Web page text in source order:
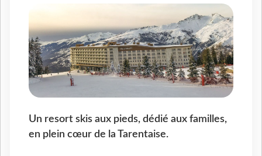
Un resort skis aux pieds, dédié aux familles,
en plein cœur de la Tarentaise.